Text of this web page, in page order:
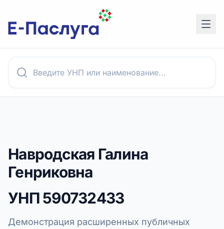
Навродская Галина
Генриковна
УНП590732433
Демонстрация расширенных публичных